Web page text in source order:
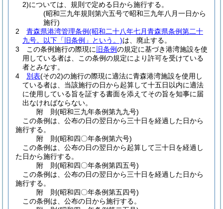
2)については、規則で定める日から施行する。
(昭和三九年規則第六五号で昭和三九年八月一日から
施行)
2
青森県港湾管理条例(昭和二十八年七月青森県条例第二十
九号。以下「旧条例」という。)は、廃止する。
3
この条例施行の際現に 旧条例の規定に基づき港湾施設を使
用している者は、この条例の規定により許可を受けている
者とみなす。
4
別表(その2)の施行の際現に適法に青森港湾施設を使用し
ている者は、当該施行の日から起算して十五日以内に適法
に使用している旨を証する書面を添えてその旨を知事に届
出なければならない。
附 則(昭和三九年条例第九九号)
この条例は、公布の日の翌日から三十日を経過した日から
施行する。
附 則(昭和四〇年条例第六号)
この条例は、公布の日の翌日から起算して三十日を経過し
た日から施行する。
附 則(昭和四〇年条例第四五号)
この条例は、公布の日の翌日から三十日を経過した日から
施行する。
附 則(昭和四〇年条例第五四号)
この条例は、公布の日から施行する。